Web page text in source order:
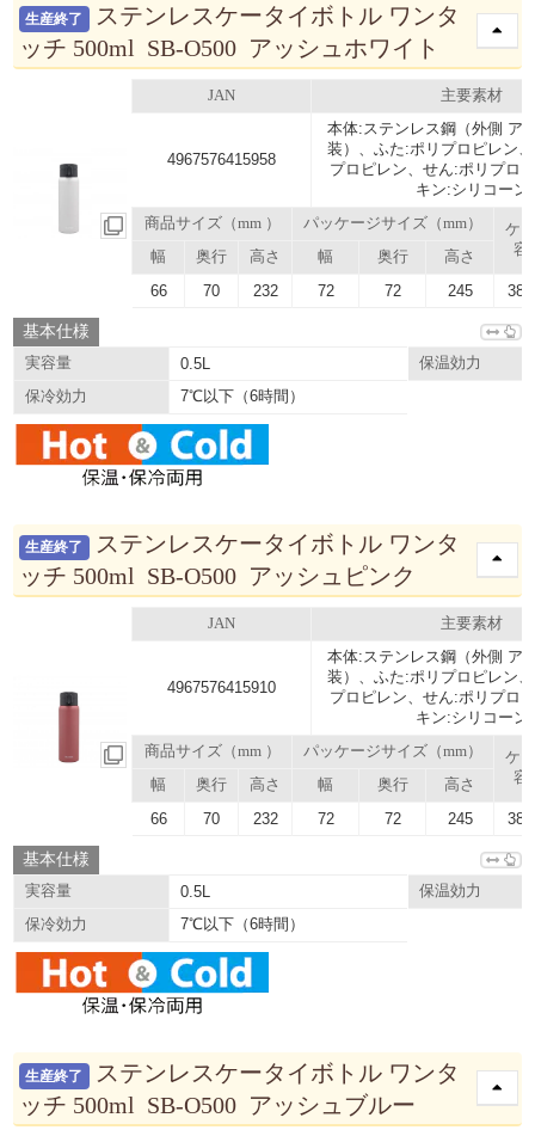
生産終了
ステンレスケータイボトル ワンタ
ッチ 500ml SB-O500 アッシュホワイト
JAN 主要素材
4967576415958
本体:ステンレス鋼（外側 ア
装）、ふた:ポリプロピレン
プロピレン、せん:ポリプロ
キン:シリコーン
商品サイズ（mm ） パッケージサイズ（mm）
ケ
容
幅 奥行 高さ 幅 奥行 高さ
66 70 232 72 72 245
基本仕様
実容量 0.5L
保温効力
保冷効力
7℃以下（6時間）
生産終了
ステンレスケータイボトル ワンタ
ッチ 500ml SB-O500 アッシュピンク
JAN 主要素材
4967576415910
本体:ステンレス鋼（外側 ア
装）、ふた:ポリプロピレン
プロピレン、せん:ポリプロ
キン:シリコーン
商品サイズ（mm ） パッケージサイズ（mm）
ケ
容
幅 奥行 高さ 幅 奥行 高さ
66 70 232 72 72 245
基本仕様
実容量 0.5L
保温効力
保冷効力
7℃以下（6時間）
生産終了
ステンレスケータイボトル ワンタ
ッチ 500ml SB-O500 アッシュブルー